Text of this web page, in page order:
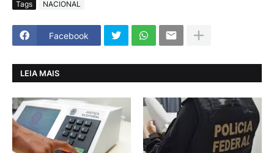
Tags NACIONAL
Facebook
LEIA MAIS